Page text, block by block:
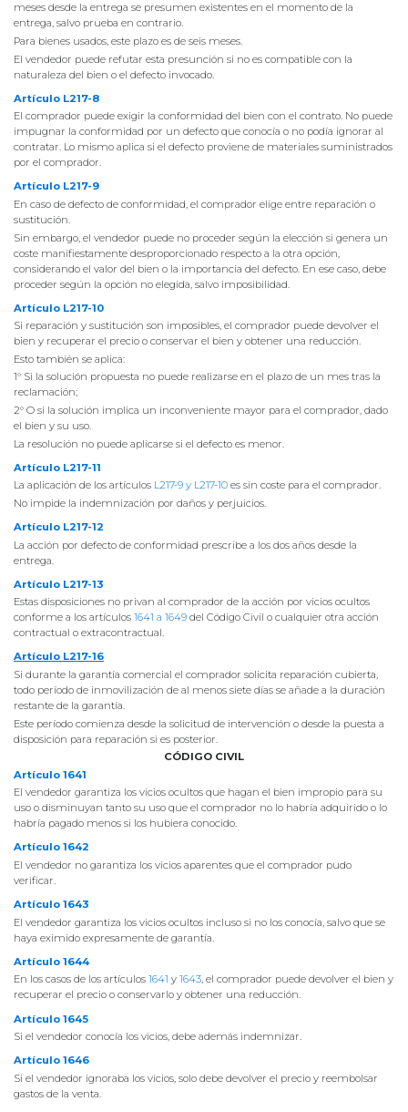
meses desde la entrega se presumen existentes en el momento de la
entrega, salvo prueba en contrario.
Para bienes usados, este plazo es de seis meses.
El vendedor puede refutar esta presunción si no es compatible con la
naturaleza del bien o el defecto invocado.
Artículo L217-8
El comprador puede exigir la conformidad del bien con el contrato. No puede
impugnar la conformidad por un defecto que conocía o no podía ignorar al
contratar. Lo mismo aplica si el defecto proviene de materiales suministrados
por el comprador.
Artículo L217-9
En caso de defecto de conformidad, el comprador elige entre reparación o
sustitución.
Sin embargo, el vendedor puede no proceder según la elección si genera un
coste manifiestamente desproporcionado respecto a la otra opción,
considerando el valor del bien o la importancia del defecto. En ese caso, debe
proceder según la opción no elegida, salvo imposibilidad.
Artículo L217-10
Si reparación y sustitución son imposibles, el comprador puede devolver el
bien y recuperar el precio o conservar el bien y obtener una reducción.
Esto también se aplica:
1° Si la solución propuesta no puede realizarse en el plazo de un mes tras la
reclamación;
2° O si la solución implica un inconveniente mayor para el comprador, dado
el bien y su uso.
La resolución no puede aplicarse si el defecto es menor.
Artículo L217-11
La aplicación de los artículos L217-9 y L217-10 es sin coste para el comprador.
No impide la indemnización por daños y perjuicios.
Artículo L217-12
La acción por defecto de conformidad prescribe a los dos años desde la
entrega.
Artículo L217-13
Estas disposiciones no privan al comprador de la acción por vicios ocultos
conforme a los artículos 1641 a 1649 del Código Civil o cualquier otra acción
contractual o extracontractual.
Artículo L217-16
Si durante la garantía comercial el comprador solicita reparación cubierta,
todo período de inmovilización de al menos siete días se añade a la duración
restante de la garantía.
Este período comienza desde la solicitud de intervención o desde la puesta a
disposición para reparación si es posterior.
CÓDIGO CIVIL
Artículo 1641
El vendedor garantiza los vicios ocultos que hagan el bien impropio para su
uso o disminuyan tanto su uso que el comprador no lo habría adquirido o lo
habría pagado menos si los hubiera conocido.
Artículo 1642
El vendedor no garantiza los vicios aparentes que el comprador pudo
verificar.
Artículo 1643
El vendedor garantiza los vicios ocultos incluso si no los conocía, salvo que se
haya eximido expresamente de garantía.
Artículo 1644
En los casos de los artículos 1641 y 1643, el comprador puede devolver el bien y
recuperar el precio o conservarlo y obtener una reducción.
Artículo 1645
Si el vendedor conocía los vicios, debe además indemnizar.
Artículo 1646
Si el vendedor ignoraba los vicios, solo debe devolver el precio y reembolsar
gastos de la venta.